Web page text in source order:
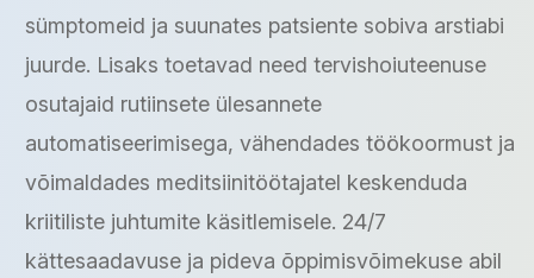
sümptomeid ja suunates patsiente sobiva arstiabi
juurde. Lisaks toetavad need tervishoiuteenuse
osutajaid rutiinsete ülesannete
automatiseerimisega, vähendades töökoormust ja
võimaldades meditsiinitöötajatel keskenduda
kriitiliste juhtumite käsitlemisele. 24/7
kättesaadavuse ja pideva õppimisvõimekuse abil